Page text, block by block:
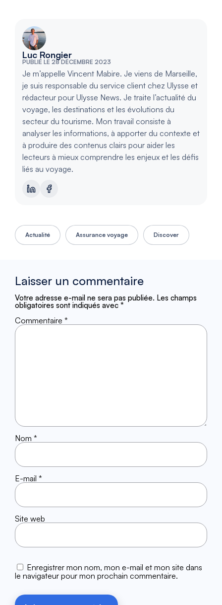
Luc Rongier
PUBLIÉ LE 28 DÉCEMBRE 2023
Je m’appelle Vincent Mabire. Je viens de Marseille,
je suis responsable du service client chez Ulysse et
rédacteur pour Ulysse News. Je traite l’actualité du
voyage, les destinations et les évolutions du
secteur du tourisme. Mon travail consiste à
analyser les informations, à apporter du contexte et
à produire des contenus clairs pour aider les
lecteurs à mieux comprendre les enjeux et les défis
liés au voyage.
Actualité Assurance voyage Discover
Laisser un commentaire
Votre adresse e-mail ne sera pas publiée. Les champs
obligatoires sont indiqués avec *
Commentaire *
Nom *
E-mail *
Site web
Enregistrer mon nom, mon e-mail et mon site dans
le navigateur pour mon prochain commentaire.